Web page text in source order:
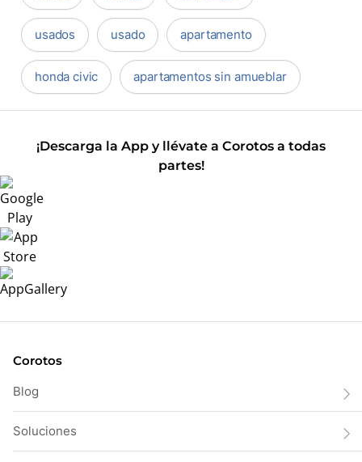
usados usado apartamento
honda civic apartamentos sin amueblar
¡Descarga la App y llévate a Corotos a todas
partes!
Corotos
Blog
Soluciones